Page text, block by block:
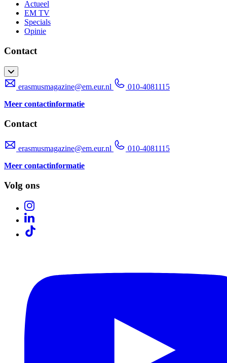
Actueel
EM TV
Specials
Opinie
Contact
erasmusmagazine@em.eur.nl
010-4081115
Meer contactinformatie
Contact
erasmusmagazine@em.eur.nl
010-4081115
Meer contactinformatie
Volg ons